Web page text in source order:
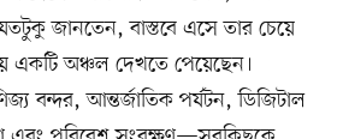
জানতেন, বাস্তবে এসে তার চেয়ে
একটি অঞ্চল দেখতে পেয়েছেন।
বন্দর, আন্তর্জাতিক পর্যটন, ডিজিটাল